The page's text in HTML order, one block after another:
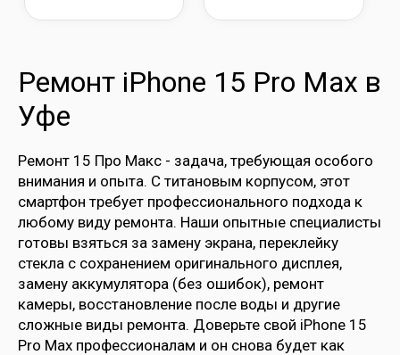
Ремонт iPhone 15 Pro Max в
Уфе
Ремонт 15 Про Макс - задача, требующая особого
внимания и опыта. С титановым корпусом, этот
смартфон требует профессионального подхода к
любому виду ремонта. Наши опытные специалисты
готовы взяться за замену экрана, переклейку
стекла с сохранением оригинального дисплея,
замену аккумулятора (без ошибок), ремонт
камеры, восстановление после воды и другие
сложные виды ремонта. Доверьте свой iPhone 15
Pro Max профессионалам и он снова будет как